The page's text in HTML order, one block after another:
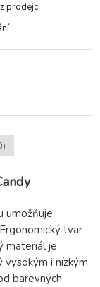
prodejci
umožňuje
tvar
materiál je
vysokým i nízkým
barevných